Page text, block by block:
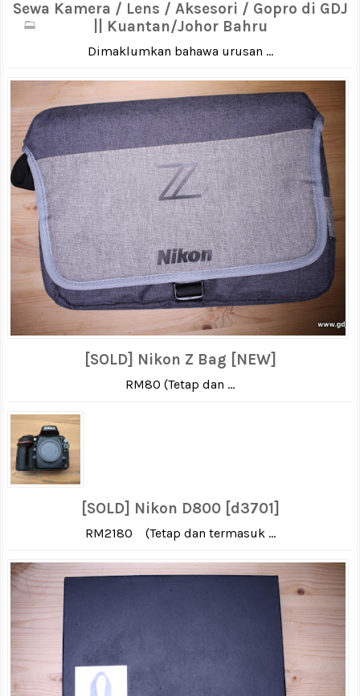
Sewa Kamera / Lens / Aksesori / Gopro di GDJ
|| Kuantan/Johor Bahru
Dimaklumkan bahawa urusan ...
[SOLD] Nikon Z Bag [NEW]
RM80 (Tetap dan ...
[SOLD] Nikon D800 [d3701]
RM2180 (Tetap dan termasuk ...